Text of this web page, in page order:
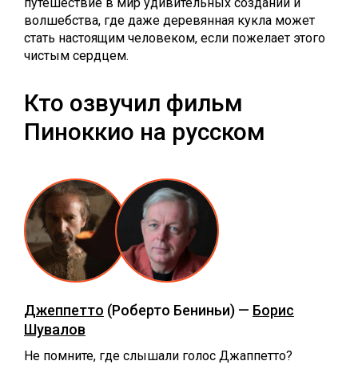
волшебства, где даже деревянная кукла может
стать настоящим человеком, если пожелает этого
чистым сердцем.
Кто озвучил фильм
Пиноккио на русском
Джеппетто (Роберто Бениньи) — Борис
Шувалов
Не помните, где слышали голос Джаппетто?